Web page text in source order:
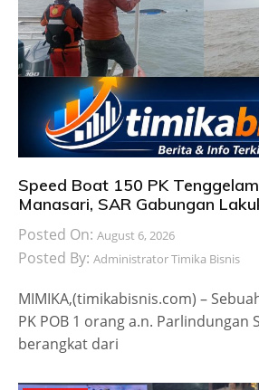
Speed Boat 150 PK
Manasari, SAR Gabungan
Posted On: August 6, 2026
Posted By: Administrator Timika Bisnis
MIMIKA,(timikabisnis.com) –
PK POB 1 orang a.n. Parlindungan
berangkat dari